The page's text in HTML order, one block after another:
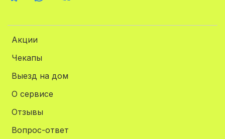
Акции
Чекапы
Выезд на дом
О сервисе
Отзывы
Вопрос-ответ